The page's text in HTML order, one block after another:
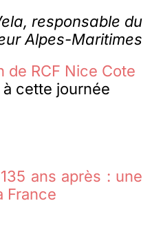
responsable du
Alpes-Maritimes
de RCF Nice Cote
cette journée
ans après : une
France